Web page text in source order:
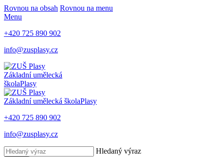
Rovnou na obsah Rovnou na menu
Menu
+420 725 890 902
info@zusplasy.cz
Základní umělecká
školaPlasy
Základní umělecká školaPlasy
+420 725 890 902
info@zusplasy.cz
Hledaný výraz